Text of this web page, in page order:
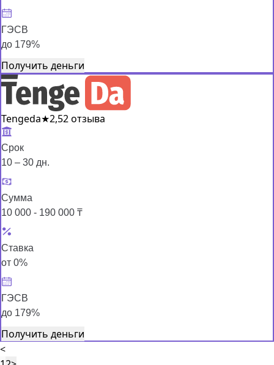
ГЭСВ
до 179%
Получить деньги
Tengeda★2,52 отзыва
Срок
10 – 30 дн.
Сумма
10 000 - 190 000 ₸
Ставка
от 0%
ГЭСВ
до 179%
Получить деньги
<